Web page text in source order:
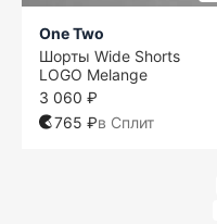
One Two
Шорты Wide Shorts
LOGO Melange
3 060 ₽
765 ₽в Сплит